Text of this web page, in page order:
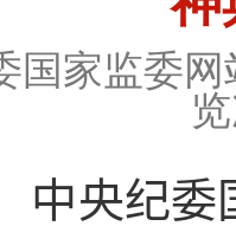
国家监委网
央纪委